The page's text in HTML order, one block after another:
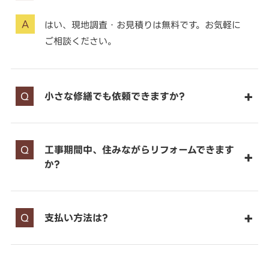
はい、現地調査・お見積りは無料です。お気軽に
ご相談ください。
小さな修繕でも依頼できますか?
工事期間中、住みながらリフォームできます
か?
支払い方法は?